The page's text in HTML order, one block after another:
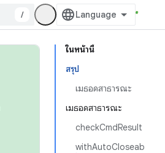
/
ในหน้านี้
สรุป
เมธอดสาธารณะ
เมธอดสาธารณะ
checkCmdResult
withAutoCloseab